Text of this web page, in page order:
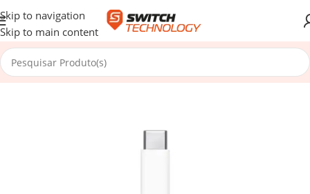
Skip to navigation
Skip to main content
Início/Periféricos/Áudio/Acessórios Áudio